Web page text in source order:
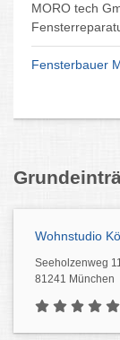
MORO tech
Fensterbauer
Wohnstudio
Seeholzenweg
81241 München